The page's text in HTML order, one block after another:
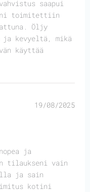
saapui
toimitettiin
Öljy
kevyeltä, mikä
käyttää
19/08/2025
ja
tilaukseni vain
ja sain
kotini